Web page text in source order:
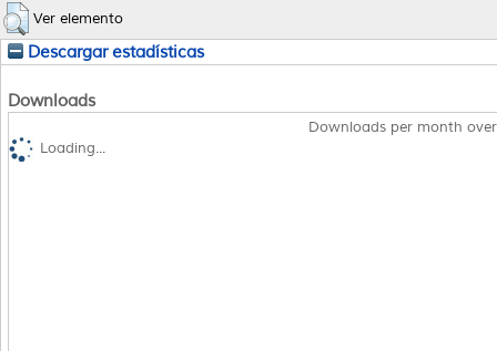
Ver elemento
Descargar estadísticas
Downloads
Downloads per month
Loading...